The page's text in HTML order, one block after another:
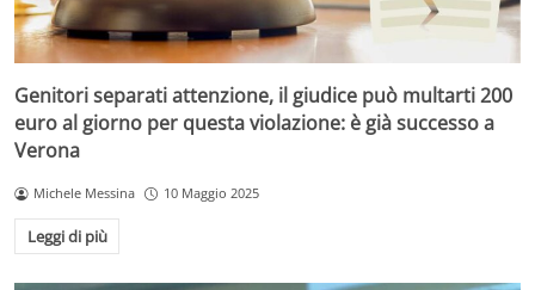
Genitori separati attenzione, il giudice può multarti 200
euro al giorno per questa violazione: è già successo a
Verona
Michele Messina 10 Maggio 2025
Leggi di più